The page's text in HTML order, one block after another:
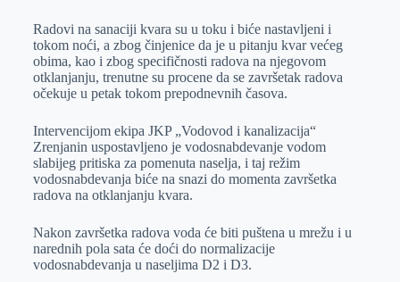
Radovi na sanaciji kvara su u toku i biće nastavljeni i
tokom noći, a zbog činjenice da je u pitanju kvar većeg
obima, kao i zbog specifičnosti radova na njegovom
otklanjanju, trenutne su procene da se završetak radova
očekuje u petak tokom prepodnevnih časova.
Intervencijom ekipa JKP „Vodovod i kanalizacija“
Zrenjanin uspostavljeno je vodosnabdevanje vodom
slabijeg pritiska za pomenuta naselja, i taj režim
vodosnabdevanja biće na snazi do momenta završetka
radova na otklanjanju kvara.
Nakon završetka radova voda će biti puštena u mrežu i u
narednih pola sata će doći do normalizacije
vodosnabdevanja u naseljima D2 i D3.